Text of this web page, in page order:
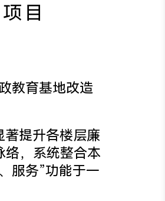
目
教育基地改造
提升各楼层廉
络，系统整合本
服务”功能于一